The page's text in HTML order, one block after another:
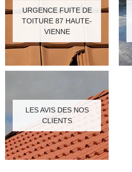
URGENCE FUITE DE
TOITURE 87 HAUTE-
VIENNE
LES AVIS DES NOS
CLIENTS